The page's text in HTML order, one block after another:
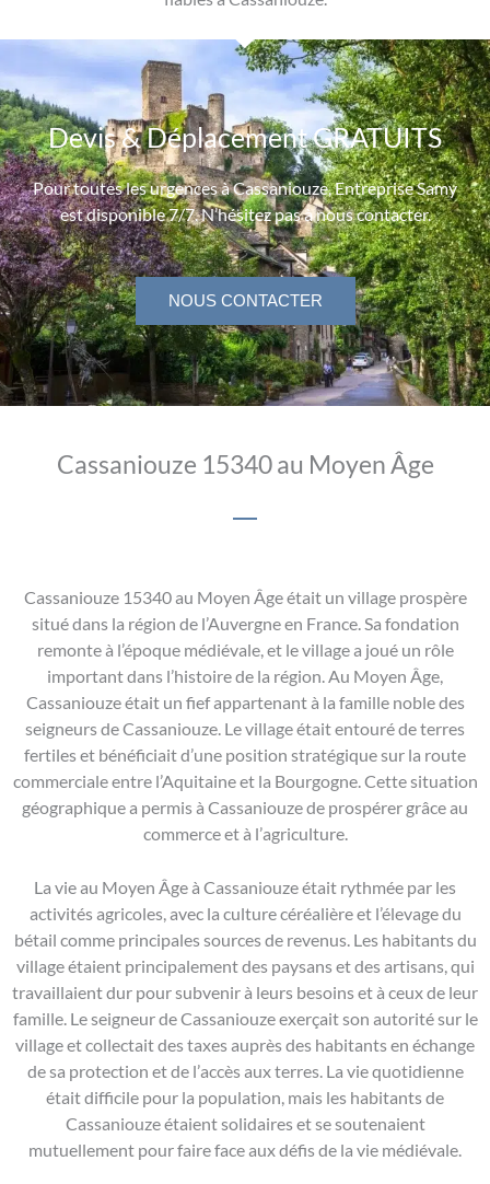
Devis & Déplacement GRATUITS
Pour toutes les urgences à Cassaniouze, Entreprise Samy
est disponible 7/7. N’hésitez pas à nous contacter.
NOUS CONTACTER
Cassaniouze 15340 au Moyen Âge
Cassaniouze 15340 au Moyen Âge était un village prospère
situé dans la région de l’Auvergne en France. Sa fondation
remonte à l’époque médiévale, et le village a joué un rôle
important dans l’histoire de la région. Au Moyen Âge,
Cassaniouze était un fief appartenant à la famille noble des
seigneurs de Cassaniouze. Le village était entouré de terres
fertiles et bénéficiait d’une position stratégique sur la route
commerciale entre l’Aquitaine et la Bourgogne. Cette situation
géographique a permis à Cassaniouze de prospérer grâce au
commerce et à l’agriculture.
La vie au Moyen Âge à Cassaniouze était rythmée par les
activités agricoles, avec la culture céréalière et l’élevage du
bétail comme principales sources de revenus. Les habitants du
village étaient principalement des paysans et des artisans, qui
travaillaient dur pour subvenir à leurs besoins et à ceux de leur
famille. Le seigneur de Cassaniouze exerçait son autorité sur le
village et collectait des taxes auprès des habitants en échange
de sa protection et de l’accès aux terres. La vie quotidienne
était difficile pour la population, mais les habitants de
Cassaniouze étaient solidaires et se soutenaient
mutuellement pour faire face aux défis de la vie médiévale.